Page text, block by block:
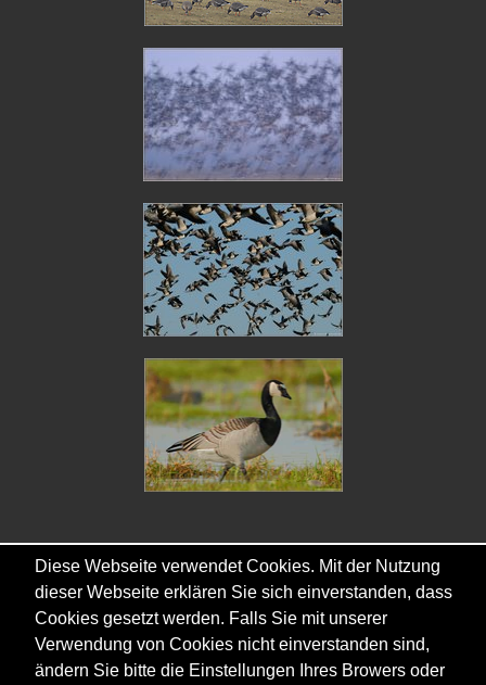
Copyright © - 2026 - Gordana & Ralf Kistowski
Diese Webseite verwendet Cookies. Mit der Nutzung
dieser Webseite erklären Sie sich einverstanden, dass
Cookies gesetzt werden. Falls Sie mit unserer
Verwendung von Cookies nicht einverstanden sind,
ändern Sie bitte die Einstellungen Ihres Browers oder